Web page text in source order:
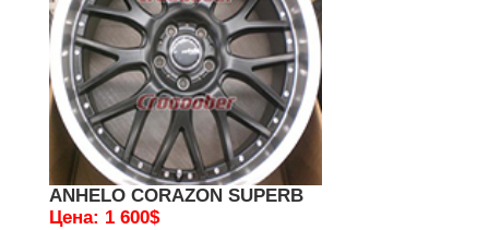
ANHELO CORAZON SUPERB
Цена: 1 600$